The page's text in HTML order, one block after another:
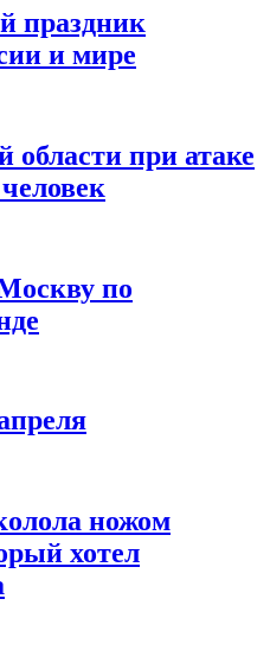
праздник
и мире
области при атаке
по
ножом
хотел